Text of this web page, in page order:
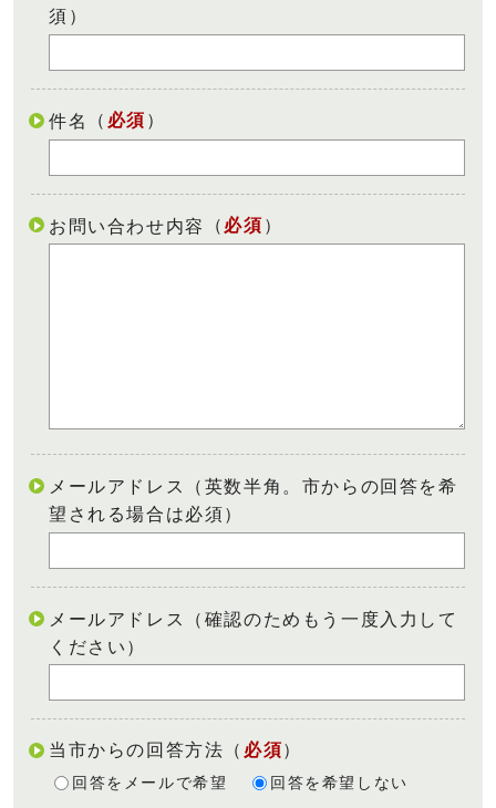
須）
件名 （ 必須 ）
お問い合わせ内容 （ 必須 ）
メールアドレス（英数半角。市からの回答を希
望される場合は必須）
メールアドレス（確認のためもう一度入力して
ください）
当市からの回答方法 （ 必須）
回答をメールで希望 回答を希望しない